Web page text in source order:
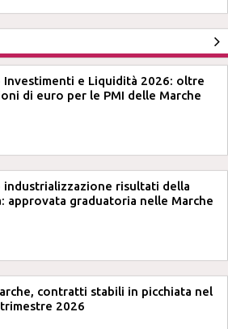
Investimenti e Liquidità 2026: oltre
di euro per le PMI delle Marche
industrializzazione risultati della
approvata graduatoria nelle Marche
contratti stabili in picchiata nel
2026